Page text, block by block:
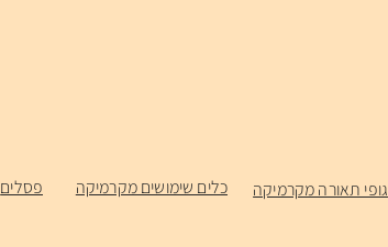
פסלים כלים שימושים מקרמיקה גופי תאורה מקרמיקה